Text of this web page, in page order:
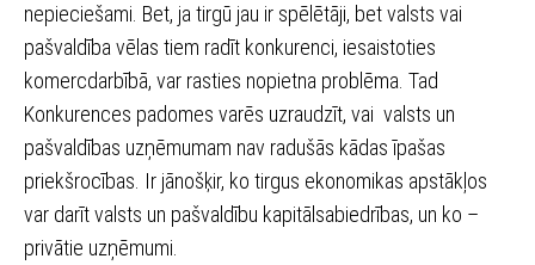
nepieciešami. Bet, ja tirgū jau ir spēlētāji, bet valsts vai
pašvaldība vēlas tiem radīt konkurenci, iesaistoties
komercdarbībā, var rasties nopietna problēma. Tad
Konkurences padomes varēs uzraudzīt, vai valsts un
pašvaldības uzņēmumam nav radušās kādas īpašas
priekšrocības. Ir jānošķir, ko tirgus ekonomikas apstākļos
var darīt valsts un pašvaldību kapitālsabiedrības, un ko –
privātie uzņēmumi.